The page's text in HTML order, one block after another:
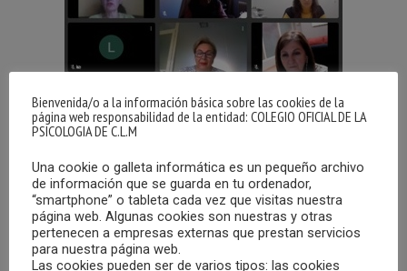
El pasado 28 de abril se celebró la cuarta reunión del grupo
de trabajo “Psicología y Trauma” del Colegio Oficial de la
Psicología de Castilla-La Mancha.
El tema de la reunión se centró principalmente en la
revisión exhaustiva de un caso clínico. Todos los
participantes pudieron aportar ideas y planteamientos
Bienvenida/o a la información básica sobre las cookies de la
página web responsabilidad de la entidad: COLEGIO OFICIAL DE LA
PSICOLOGIA DE C.L.M
Una cookie o galleta informática es un pequeño archivo
de información que se guarda en tu ordenador,
“smartphone” o tableta cada vez que visitas nuestra
página web. Algunas cookies son nuestras y otras
pertenecen a empresas externas que prestan servicios
para nuestra página web.
Las cookies pueden ser de varios tipos: las cookies